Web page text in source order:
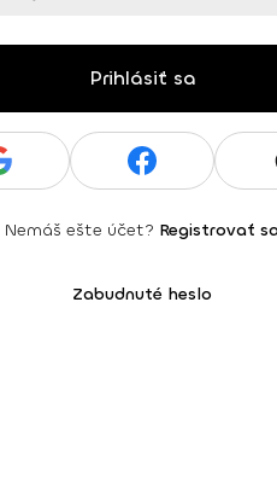
Prihlásiť sa
Nemáš ešte účet? Registrovať
Zabudnuté heslo